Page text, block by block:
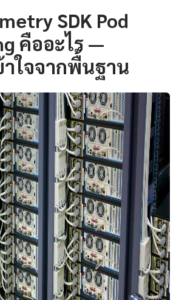
SDK Pod
คืออะไร —
ใจจากพื้นฐาน